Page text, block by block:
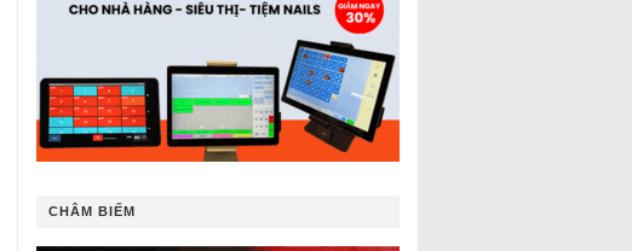
CHÂM BIẾM